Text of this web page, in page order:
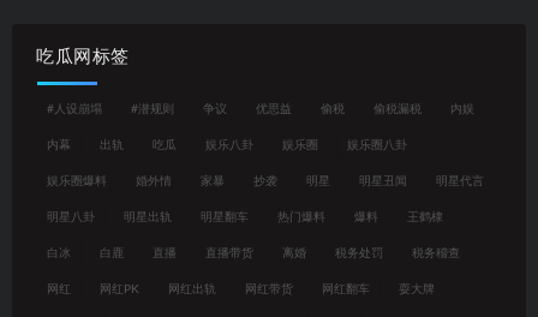
吃瓜网标签
#人设崩塌 #潜规则 争议 优思益 偷税 偷税漏税 内娱
内幕 出轨 吃瓜 娱乐八卦 娱乐圈 娱乐圈八卦
娱乐圈爆料 婚外情 家暴 抄袭 明星 明星丑闻 明星代言
明星八卦 明星出轨 明星翻车 热门爆料 爆料 王鹤棣
白冰 白鹿 直播 直播带货 离婚 税务处罚 税务稽查
网红 网红PK 网红出轨 网红带货 网红翻车 耍大牌